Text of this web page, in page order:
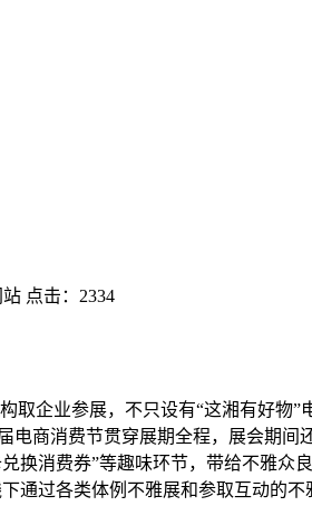
站 点击： 2334
业参展，不只设有“这湘有好物”
电商消费节贯穿展期全程，展会期
换消费券”等趣味环节，带给不雅
通过各类体例不雅展和参取互动